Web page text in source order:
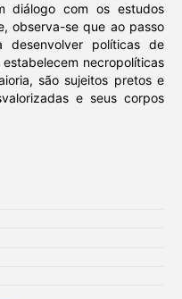
diálogo com os estudos
observa-se que ao passo
políticas de
necropolíticas
são sujeitos pretos e
e seus corpos